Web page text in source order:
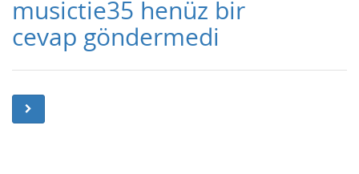
musictie35 henüz bir
cevap göndermedi